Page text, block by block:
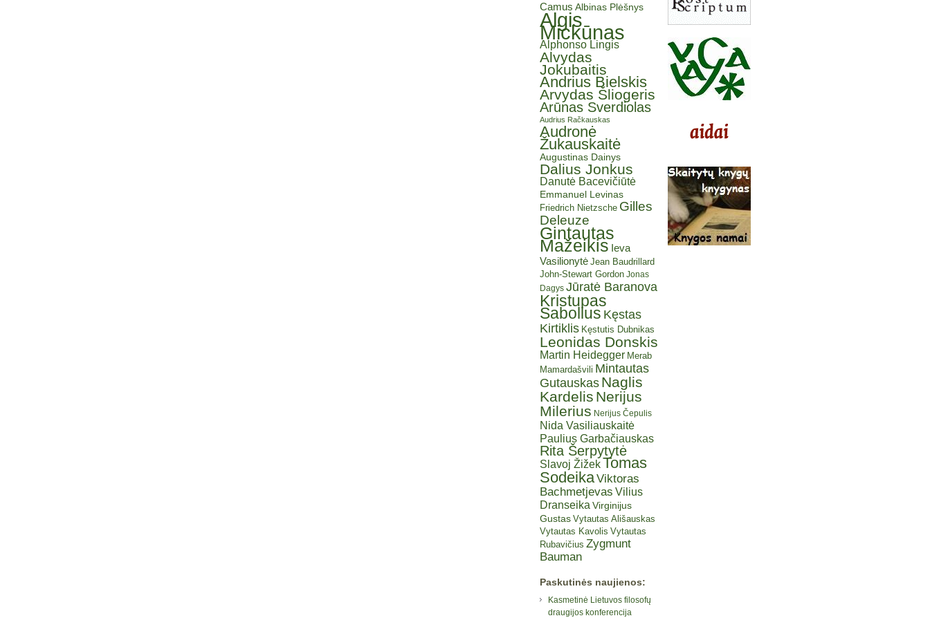
Camus Albinas Plėšnys
Algis
Mickūnas
Alphonso Lingis
Alvydas
Jokubaitis
Andrius Bielskis
Arvydas Šliogeris
Arūnas Sverdiolas
Audrius Račkauskas
Audronė
Žukauskaitė
Augustinas Dainys
Dalius Jonkus
Danutė Bacevičiūtė
Emmanuel Levinas
Friedrich Nietzsche Gilles
Deleuze
Gintautas
Mažeikis Ieva
Vasilionytė Jean Baudrillard
John-Stewart Gordon Jonas
Dagys Jūratė Baranova
Kristupas
Sabolius Kęstas
Kirtiklis Kęstutis Dubnikas
Leonidas Donskis
Martin Heidegger Merab
Mamardašvili Mintautas
Gutauskas Naglis
Kardelis Nerijus
Milerius Nerijus Čepulis
Nida Vasiliauskaitė
Paulius Garbačiauskas
Rita Šerpytytė
Slavoj ŽižekTomas
SodeikaViktoras
Bachmetjevas Vilius
Dranseika Virginijus
Gustas Vytautas Ališauskas
Vytautas Kavolis Vytautas
Rubavičius Zygmunt
Bauman
Paskutinės naujienos:
Kasmetinė Lietuvos filosofų
draugijos konferencija